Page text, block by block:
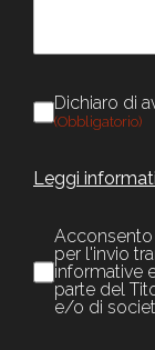
Privacy
Dichiaro di
(Obbligatorio)
Leggi
Newsletter
Acconsento
per l'invio
informative
parte del
e/o di